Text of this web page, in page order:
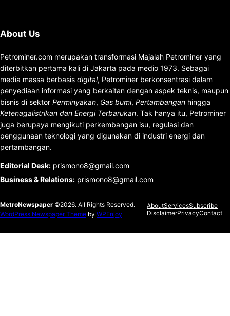
About Us
Petrominer.com merupakan transformasi Majalah Petrominer yang
diterbitkan pertama kali di Jakarta pada medio 1973. Sebagai
media massa berbasis digital, Petrominer berkonsentrasi dalam
penyediaan informasi yang berkaitan dengan aspek teknis, maupun
bisnis di sektor Perminyakan, Gas bumi, Pertambangan hingga
Ketenagalistrikan dan Energi Terbarukan. Tak hanya itu, Petrominer
juga berupaya mengikuti perkembangan isu, regulasi dan
penggunaan teknologi yang digunakan di industri energi dan
pertambangan.
Editorial Desk: prismono8@gmail.com
Business & Relations: prismono8@gmail.com
MetroNewspaper ©2026. All Rights Reserved.
WordPress Newspaper Theme by WPEnjoy
AboutServicesSubscribe
DisclaimerPrivacyContact